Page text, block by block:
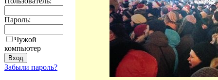
Пароль:
Чужой
компьютер
Забыли пароль?